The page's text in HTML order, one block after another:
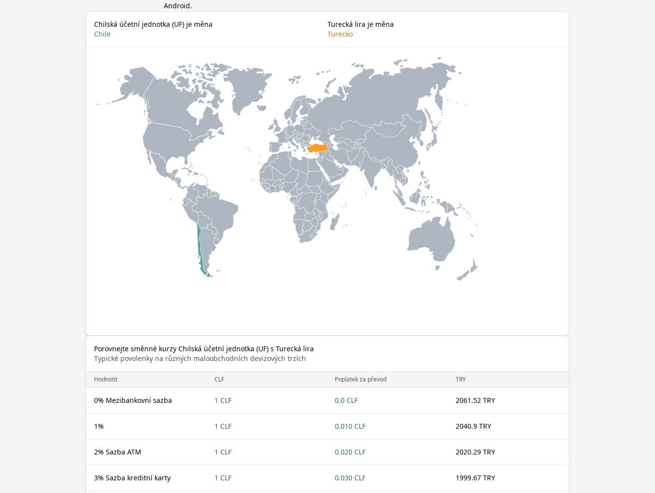
Android.
Chilská účetní jednotka (UF) je měna
Chile
Turecká lira je měna
Turecko
Porovnejte směnné kurzy Chilská účetní jednotka (UF) s Turecká lira
Typické povolenky na různých maloobchodních devizových trzích
Hodnotit CLF Poplatek za převod TRY
0% Mezibankovní sazba 1 CLF 0.0 CLF 2061.52 TRY
1% 1 CLF 0.010 CLF 2040.9 TRY
2% Sazba ATM 1 CLF 0.020 CLF 2020.29 TRY
3% Sazba kreditní karty 1 CLF 0.030 CLF 1999.67 TRY